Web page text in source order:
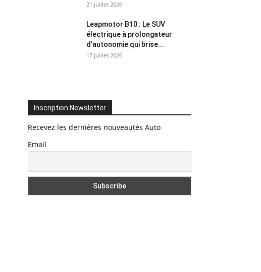
21 juillet 2026
Leapmotor B10 : Le SUV
électrique à prolongateur
d’autonomie qui brise...
17 juillet 2026
Inscription Newsletter
Recevez les dernières nouveautés Auto
Email